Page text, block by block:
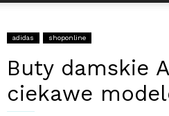
adidas shoponline
Buty damskie
ciekawe